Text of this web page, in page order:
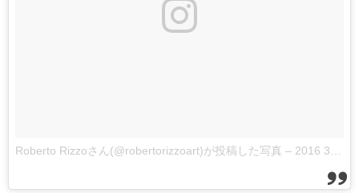
Roberto Rizzoさん(@robertorizzoart)が投稿した写真 – 2016 3月 7 8:35午前 PST